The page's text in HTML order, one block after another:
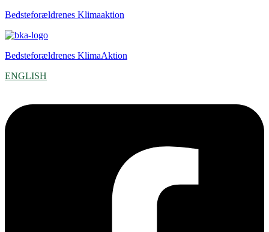
Bedsteforældrenes Klimaaktion
Bedsteforældrenes KlimaAktion
ENGLISH